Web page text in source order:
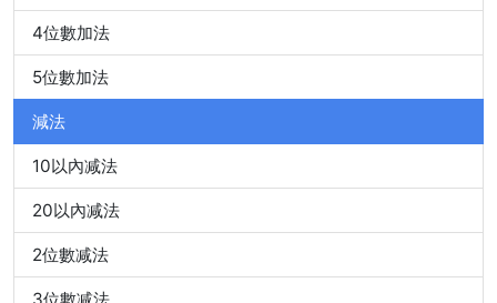
4位數加法
5位數加法
減法
10以內减法
20以內减法
2位數减法